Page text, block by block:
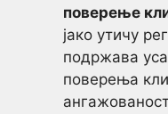
поверење
јако утичу
подржава
поверења